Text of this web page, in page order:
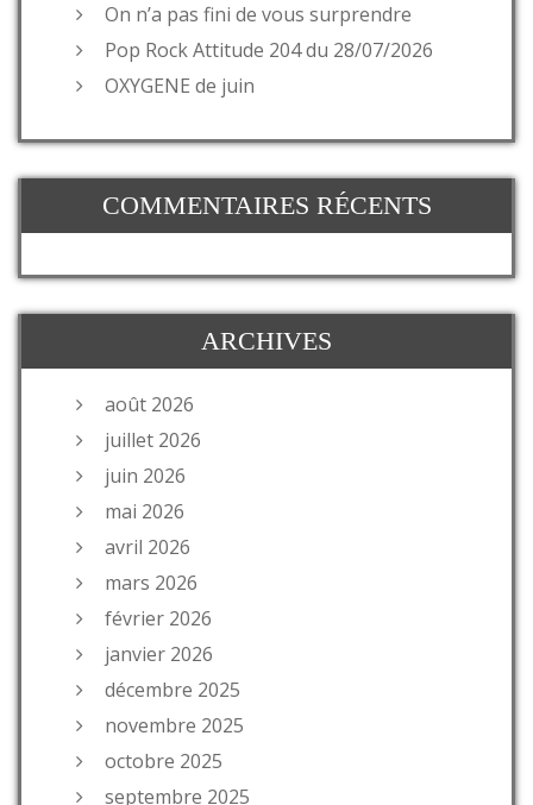
On n’a pas fini de vous surprendre
Pop Rock Attitude 204 du 28/07/2026
OXYGENE de juin
COMMENTAIRES RÉCENTS
ARCHIVES
août 2026
juillet 2026
juin 2026
mai 2026
avril 2026
mars 2026
février 2026
janvier 2026
décembre 2025
novembre 2025
octobre 2025
septembre 2025